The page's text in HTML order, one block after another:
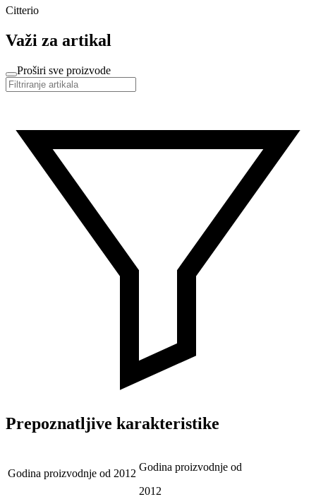
Citterio
Važi za artikal
Proširi sve proizvode
Prepoznatljive karakteristike
Godina proizvodnje od 2012
Godina proizvodnje od
2012